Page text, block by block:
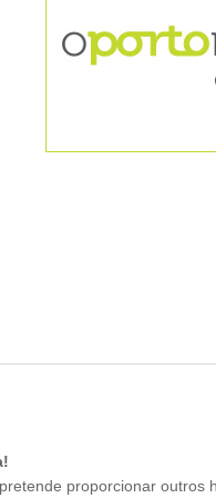
proporcionar outros